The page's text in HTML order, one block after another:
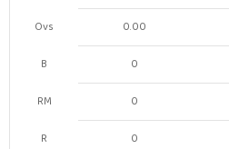
Ovs
B
RM
R
0.00
0
0
0